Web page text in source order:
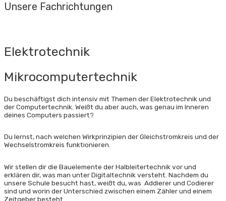
Unsere Fachrichtungen
Elektro­technik
Mikrocomputertechnik
Du beschäftigst dich intensiv mit Themen der Elektrotechnik und
der Computer­technik. Weißt du aber auch, was genau im Inneren
deines Computers passiert?
Du lernst, nach welchen Wirkprinzipien der Gleich­strom­kreis und der
Wechselstromkreis funktionieren.
Wir stellen dir die Bauelemente der Halb­leiter­technik vor und
erklären dir, was man unter Digitaltechnik versteht. Nachdem du
unsere Schule besucht hast, weißt du, was Addierer und Codierer
sind und worin der Unterschied zwischen einem Zähler und einem
Zeitgeber besteht.